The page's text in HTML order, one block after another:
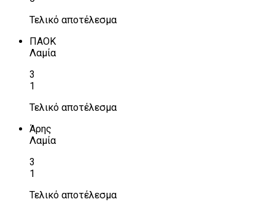
Τελικό αποτέλεσμα
ΠΑΟΚ
Λαμία
3
1
Τελικό αποτέλεσμα
Άρης
Λαμία
3
1
Τελικό αποτέλεσμα